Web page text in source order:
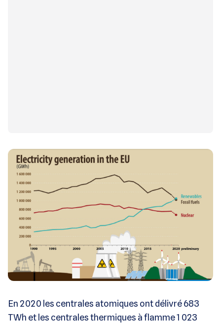
En 2020 les centrales atomiques ont délivré 683
TWh et les centrales thermiques à flamme1 023